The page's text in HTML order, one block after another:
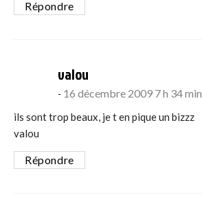
Répondre
valou
16 décembre 2009 7 h 34 min
ils sont trop beaux, je t en pique un bizzz
valou
Répondre